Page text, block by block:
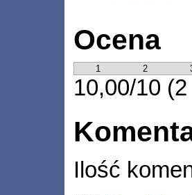
Ocena
1 2
10,00/10 (2
Ilość